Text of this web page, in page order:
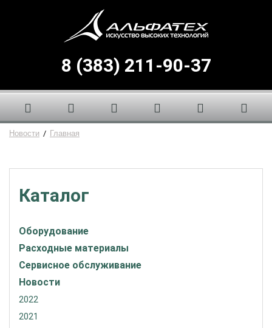
8 (383) 211-90-37
Новости / Главная
Каталог
Оборудование
Расходные материалы
Сервисное обслуживание
Новости
2022
2021